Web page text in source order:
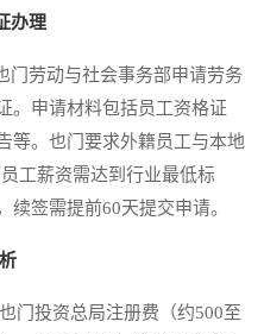
办理
劳动与社会事务部申请劳务
。申请材料包括员工资格证
等。也门要求外籍员工与本地
工薪资需达到行业最低标
续签需提前60天提交申请。
投资总局注册费（约500至